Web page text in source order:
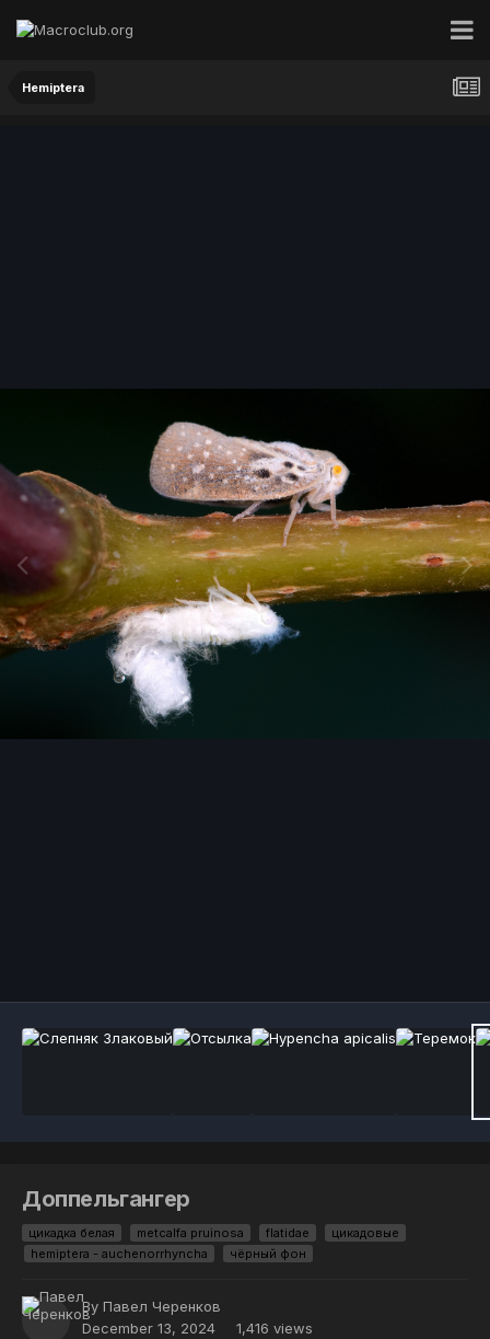
Hemiptera
Доппельгангер
цикадка белая metcalfa pruinosa flatidae
цикадовые
hemiptera - auchenorrhyncha
чёрный фон
By Павел Черенков
December 13, 2024
1,416 views